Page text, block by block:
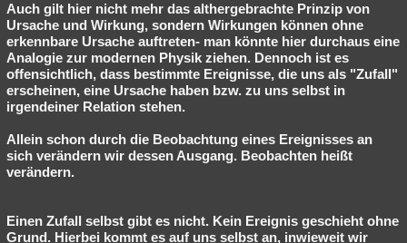
Auch gilt hier nicht mehr das althergebrachte Prinzip von
Ursache und Wirkung, sondern Wirkungen können ohne
erkennbare Ursache auftreten- man könnte hier durchaus eine
Analogie zur modernen Physik ziehen. Dennoch ist es
offensichtlich, dass bestimmte Ereignisse, die uns als "Zufall"
erscheinen, eine Ursache haben bzw. zu uns selbst in
irgendeiner Relation stehen.
Allein schon durch die Beobachtung eines Ereignisses an
sich verändern wir dessen Ausgang. Beobachten heißt
verändern.
Einen Zufall selbst gibt es nicht. Kein Ereignis geschieht ohne
Grund. Hierbei kommt es auf uns selbst an, inwieweit wir